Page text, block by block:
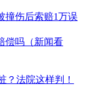
撞伤后索赔1万误
偿吗（新闻看
？法院这样判！